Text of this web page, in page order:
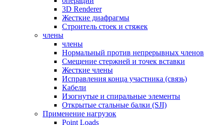
3D Renderer
Жесткие диафрагмы
Строитель стоек и стяжек
члены
члены
Нормальный против непрерывных членов
Смещение стержней и точек вставки
Жесткие члены
Исправления конца участника (связь)
Кабели
Изогнутые и спиральные элементы
Открытые стальные балки (SJI)
Применение нагрузок
Point Loads